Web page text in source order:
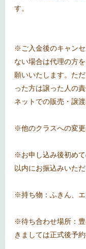
す。
※ご入金後のキャン
ない場合は代理の方
願いいたします。た
った方は譲った人の
ネットでの販売・譲渡
※他のクラスへの変更
※お申し込み後初め
以内にお振込みいただ
※持ち物：ふきん、
※待ち合わせ場所：
きましては正式後予